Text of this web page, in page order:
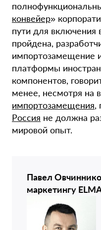
конвейер»
пути для включения
пройдена,
импортозамещение
платформы
компонентов,
менее, несмотря на
импортозамещения,
Россия не должна
мировой опыт.
Павел
маркетингу